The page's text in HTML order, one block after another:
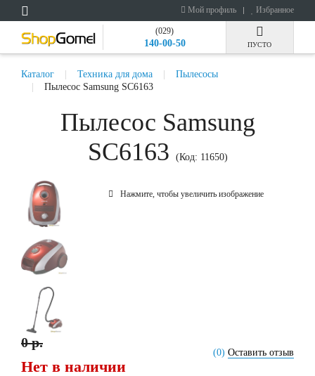
Мой профиль Избранное
(029)
140-00-50 ПУСТО
Каталог Техника для дома
Пылесосы
Пылесос Samsung SC6163
Пылесос Samsung
SC6163
(Код: 11650)
Нажмите, чтобы увеличить изображение
(0) Оставить отзыв
0 р.
Нет в наличии